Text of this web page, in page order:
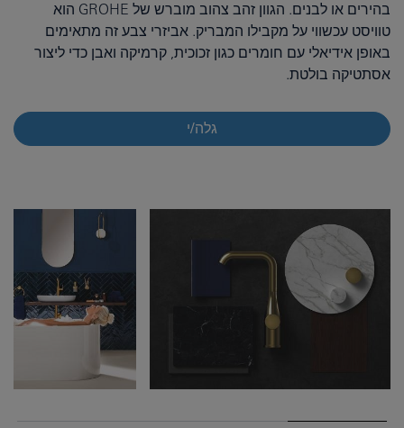
בהירים או לבנים. הגוון זהב צהוב מוברש של GROHE הוא
טוויסט עכשווי על מקבילו המבריק. אביזרי צבע זה מתאימים
באופן אידיאלי עם חומרים כגון זכוכית, קרמיקה ואבן כדי ליצור
אסתטיקה בולטת.
גלה/י